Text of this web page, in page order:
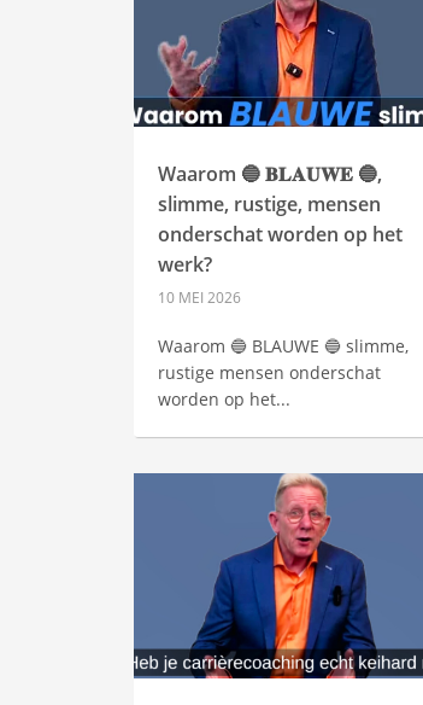
Waarom 🔵 𝐁𝐋𝐀𝐔𝐖𝐄 🔵,
slimme, rustige, mensen
onderschat worden op het
werk?
10 MEI 2026
Waarom 🔵 BLAUWE 🔵 slimme,
rustige mensen onderschat
worden op het...